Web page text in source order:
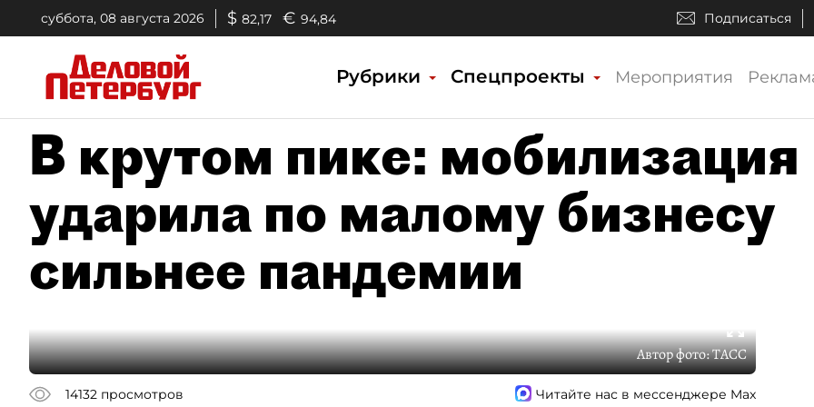
суббота, 08 августа 2026 $ 82,17 € 94,84 Подписаться
Рубрики Спецпроекты Мероприятия
В крутом пике: мобилизация
ударила по малому бизнесу
сильнее пандемии
Автор фото:ТАСС
14132 просмотров Читайте нас в мессенджере Max